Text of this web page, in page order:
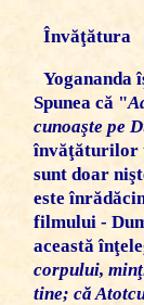
Învăţătura
Yogananda
Spunea că "
cunoaşte pe
învăţăturilor
sunt doar
este
filmului -
această
corpului,
tine; că